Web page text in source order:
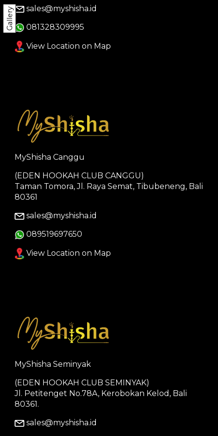
Gallery
sales@myshisha.id
081328309995
View Location on Map
MyShisha Canggu
(EDEN HOOKAH CLUB CANGGU)
Taman Tomora, Jl. Raya Semat, Tibubeneng, Bali
80361
sales@myshisha.id
089519697650
View Location on Map
MyShisha Seminyak
(EDEN HOOKAH CLUB SEMINYAK)
Jl. Petitenget No.78A, Kerobokan Kelod, Bali
80361.
sales@myshisha.id